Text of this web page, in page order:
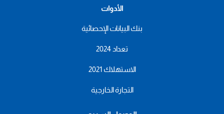
الأدوات
بنك البيانات الإحصائية
تعداد 2024
الاستهلاك 2021
التجارة الخارجية